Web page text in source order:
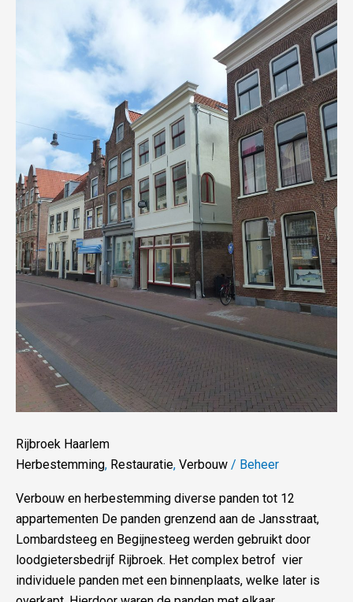
Rijbroek Haarlem
Herbestemming, Restauratie, Verbouw / Beheer
Verbouw en herbestemming diverse panden tot 12
appartementen De panden grenzend aan de Jansstraat,
Lombardsteeg en Begijnesteeg werden gebruikt door
loodgietersbedrijf Rijbroek. Het complex betrof vier
individuele panden met een binnenplaats, welke later is